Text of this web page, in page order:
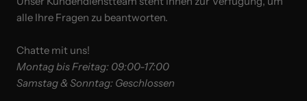
alle Ihre Fragen zu beantworten.
Chatte mit uns!
Montag bis Freitag: 09:00-17:00
Samstag & Sonntag: Geschlossen